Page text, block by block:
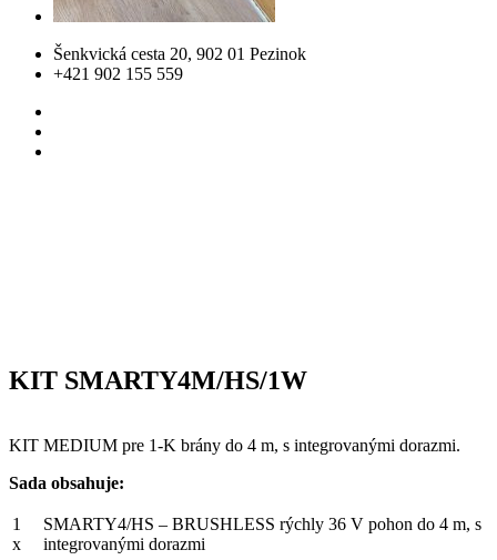
Šenkvická cesta 20, 902 01 Pezinok
+421 902 155 559
KIT SMARTY4M/HS/1W
KIT MEDIUM pre 1-K brány do 4 m, s integrovanými dorazmi.
Sada obsahuje:
1
x
SMARTY4/HS – BRUSHLESS rýchly 36 V pohon do 4 m, s
integrovanými dorazmi